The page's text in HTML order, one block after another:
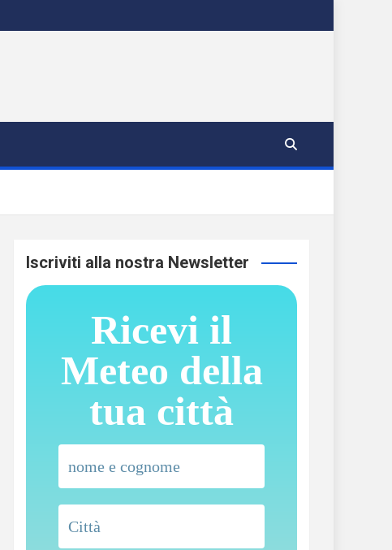
Iscriviti alla nostra Newsletter
Ricevi il
Meteo della
tua città